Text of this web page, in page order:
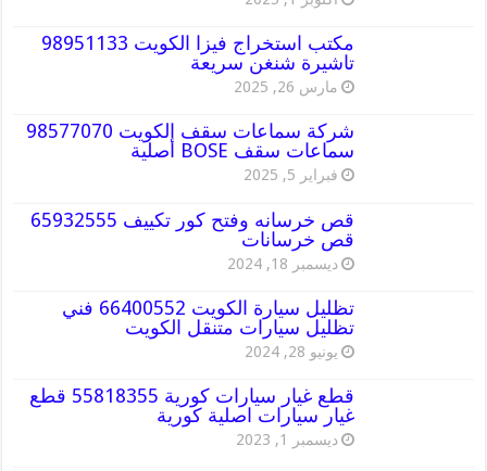
مكتب استخراج فيزا الكويت 98951133
تاشيرة شنغن سريعة
مارس 26, 2025
شركة سماعات سقف الكويت 98577070
سماعات سقف BOSE أصلية
فبراير 5, 2025
قص خرسانه وفتح كور تكييف 65932555
قص خرسانات
ديسمبر 18, 2024
تظليل سيارة الكويت 66400552 فني
تظليل سيارات متنقل الكويت
يونيو 28, 2024
قطع غيار سيارات كورية 55818355 قطع
غيار سيارات اصلية كورية
ديسمبر 1, 2023